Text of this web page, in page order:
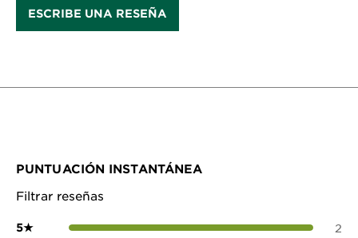
ESCRIBE UNA RESEÑA
PUNTUACIÓN INSTANTÁNEA
Filtrar reseñas
5★ 2